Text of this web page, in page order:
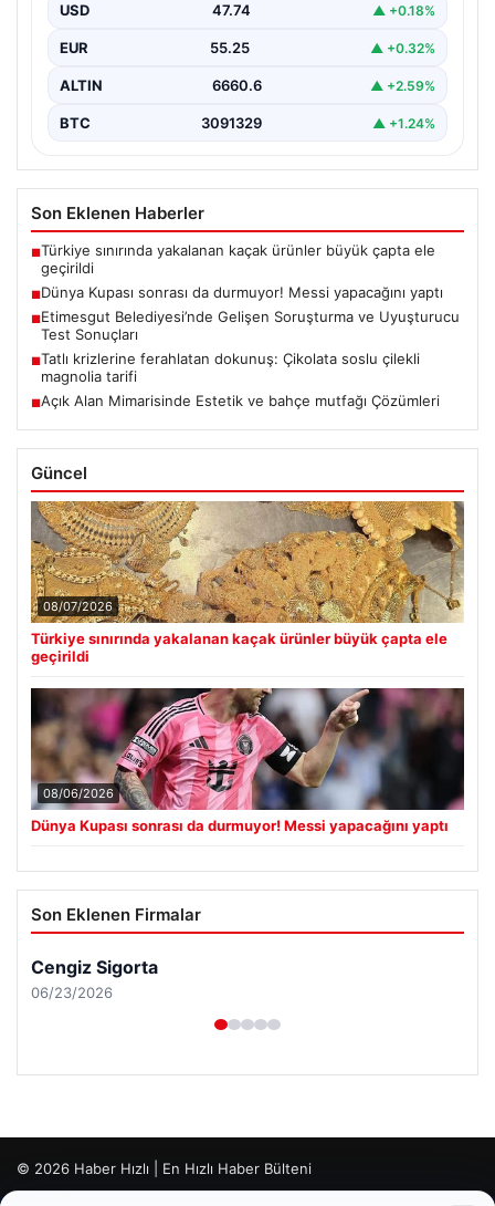
USD 47.74 ▲ +0.18%
EUR 55.25 ▲ +0.32%
ALTIN 6660.6 ▲ +2.59%
BTC 3091329 ▲ +1.24%
Son Eklenen Haberler
■Türkiye sınırında yakalanan kaçak ürünler büyük çapta ele
geçirildi
■Dünya Kupası sonrası da durmuyor! Messi yapacağını yaptı
■Etimesgut Belediyesi’nde Gelişen Soruşturma ve Uyuşturucu
Test Sonuçları
■Tatlı krizlerine ferahlatan dokunuş: Çikolata soslu çilekli
magnolia tarifi
■Açık Alan Mimarisinde Estetik ve bahçe mutfağı Çözümleri
Güncel
08/07/2026
Türkiye sınırında yakalanan kaçak ürünler büyük çapta ele
geçirildi
08/06/2026
Dünya Kupası sonrası da durmuyor! Messi yapacağını yaptı
Son Eklenen Firmalar
Cengiz Sigorta
06/23/2026
© 2026 Haber Hızlı | En Hızlı Haber Bülteni